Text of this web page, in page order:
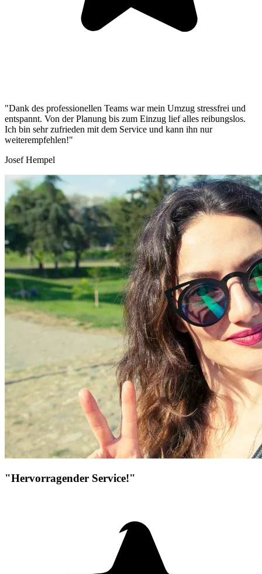
"Dank des professionellen Teams war mein Umzug stressfrei und
entspannt. Von der Planung bis zum Einzug lief alles reibungslos.
Ich bin sehr zufrieden mit dem Service und kann ihn nur
weiterempfehlen!"
Josef Hempel
"Hervorragender Service!"